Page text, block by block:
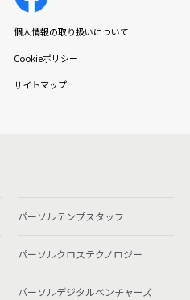
個人情報の取り扱いについて
Cookieポリシー
サイトマップ
パーソルテンプスタッフ
パーソルクロステクノロジー
パーソルデジタルベンチャーズ